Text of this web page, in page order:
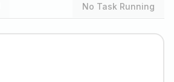
No Task Running